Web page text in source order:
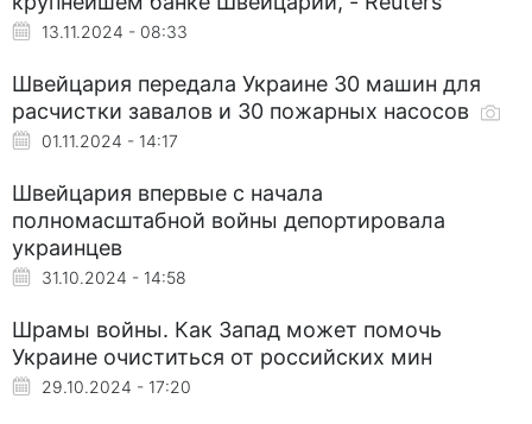
13.11.2024 - 08:33
Швейцария передала Украине 30 машин для
расчистки завалов и 30 пожарных насосов
01.11.2024 - 14:17
Швейцария впервые с начала
полномасштабной войны депортировала
украинцев
31.10.2024 - 14:58
Шрамы войны. Как Запад может помочь
Украине очиститься от российских мин
29.10.2024 - 17:20